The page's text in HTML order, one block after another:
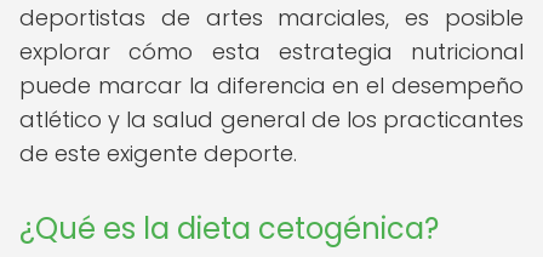
deportistas de artes marciales, es posible
explorar cómo esta estrategia nutricional
puede marcar la diferencia en el desempeño
atlético y la salud general de los practicantes
de este exigente deporte.
¿Qué es la dieta cetogénica?